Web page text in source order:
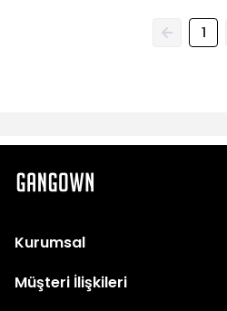
1
Kurumsal
Müşteri İlişkileri